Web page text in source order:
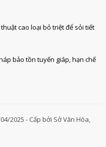
cao loại bỏ triệt để sỏi tiết
bảo tồn tuyến giáp, hạn chế
2025 - Cấp bởi Sở Văn Hóa,